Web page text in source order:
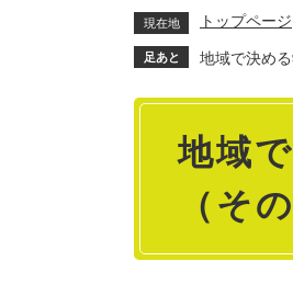
現在地 トップページ
足あと 地域で決め
本
地域
（そ